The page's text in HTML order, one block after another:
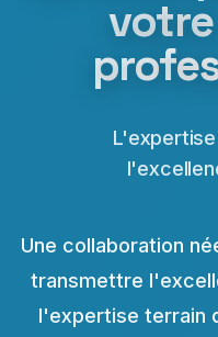
Une collaboration
transmettre
l'expertise terrain